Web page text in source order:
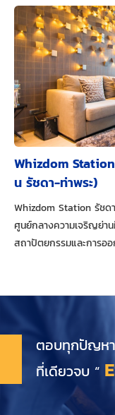
Whizdom
น รัชดา-ท่าพระ)
Whizdom Station รัชด
ศูนย์กลางความเจริญย่า
สถาปัตยกรรมและการอ
ตอบทุกปัญหา
ที่เดียวจบ “